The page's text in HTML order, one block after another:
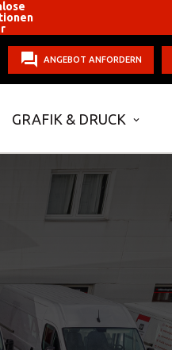
ANGEBOT ANFORDERN
GRAFIK & DRUCK